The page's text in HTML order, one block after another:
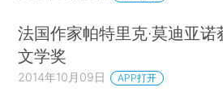
法国作家帕特里克·莫迪亚
文学奖
2014年10月09日 APP打开